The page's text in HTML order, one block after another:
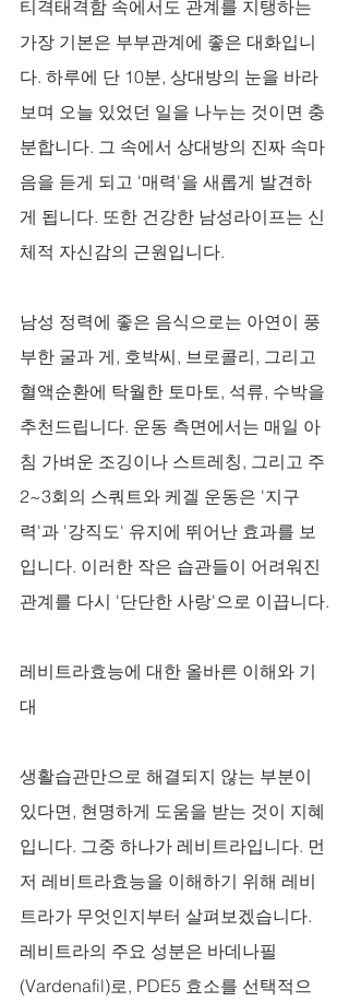
티격태격함 속에서도 관계를 지탱하는
가장 기본은 부부관계에 좋은 대화입니
다. 하루에 단 10분, 상대방의 눈을 바라
보며 오늘 있었던 일을 나누는 것이면 충
분합니다. 그 속에서 상대방의 진짜 속마
음을 듣게 되고 '매력'을 새롭게 발견하
게 됩니다. 또한 건강한 남성라이프는 신
체적 자신감의 근원입니다.
남성 정력에 좋은 음식으로는 아연이 풍
부한 굴과 게, 호박씨, 브로콜리, 그리고
혈액순환에 탁월한 토마토, 석류, 수박을
추천드립니다. 운동 측면에서는 매일 아
침 가벼운 조깅이나 스트레칭, 그리고 주
2~3회의 스쿼트와 케겔 운동은 '지구
력'과 '강직도' 유지에 뛰어난 효과를 보
입니다. 이러한 작은 습관들이 어려워진
관계를 다시 '단단한 사랑'으로 이끕니다.
레비트라효능에 대한 올바른 이해와 기
대
생활습관만으로 해결되지 않는 부분이
있다면, 현명하게 도움을 받는 것이 지혜
입니다. 그중 하나가 레비트라입니다. 먼
저 레비트라효능을 이해하기 위해 레비
트라가 무엇인지부터 살펴보겠습니다.
레비트라의 주요 성분은 바데나필
(Vardenafil)로, PDE5 효소를 선택적으